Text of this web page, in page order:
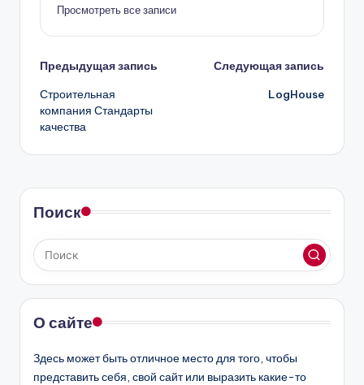
Просмотреть все записи
Навигация
записи
Предыдущая запись
Строительная
компания Стандарты
качества
Следующая запись
LogHouse
Поиск
О сайте
Здесь может быть отличное место для того, чтобы
представить себя, свой сайт или выразить какие-то